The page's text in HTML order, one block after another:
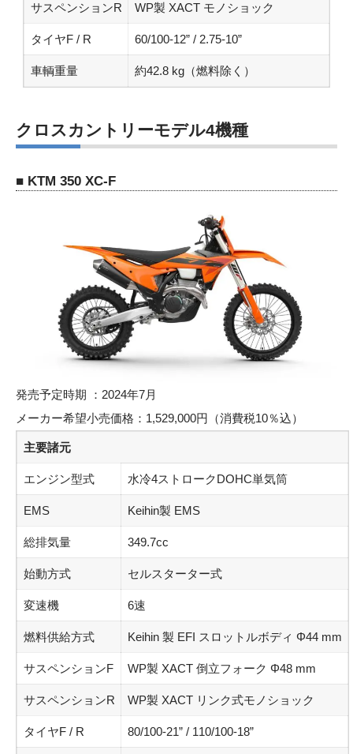
サスペンションR WP製 XACT モノショック
タイヤF / R 60/100-12” / 2.75-10”
車輌重量 約42.8 kg（燃料除く）
クロスカントリーモデル4機種
■ KTM 350 XC-F
発売予定時期 ：2024年7月
メーカー希望小売価格：1,529,000円（消費税10％込）
主要諸元
エンジン型式 水冷4ストロークDOHC単気筒
EMS Keihin製 EMS
総排気量 349.7cc
始動方式 セルスターター式
変速機 6速
燃料供給方式 Keihin 製 EFI スロットルボディ Φ44 mm
サスペンションF WP製 XACT 倒立フォーク Φ48 mm
サスペンションR WP製 XACT リンク式モノショック
タイヤF / R 80/100-21” / 110/100-18”